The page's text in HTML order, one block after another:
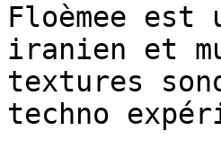
Floèmee
iranien et
textures
techno